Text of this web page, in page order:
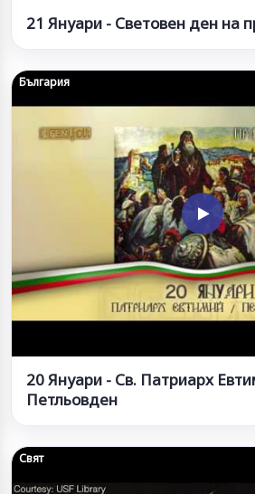
21 Януари - Световен ден на
България
20 Януари - Св. Патриарх
Петльовден
Свят